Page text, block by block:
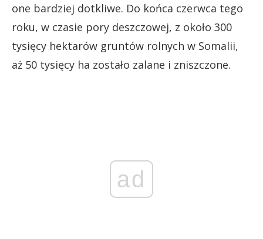
one bardziej dotkliwe. Do końca czerwca tego
roku, w czasie pory deszczowej, z około 300
tysięcy hektarów gruntów rolnych w Somalii,
aż 50 tysięcy ha zostało zalane i zniszczone.
ad